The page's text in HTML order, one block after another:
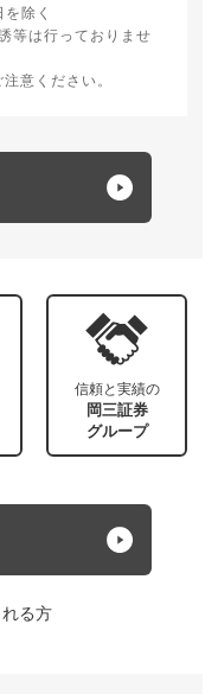
除く
等は行っておりませ
意ください。
信頼と実績の
岡三証券
グループ
る方